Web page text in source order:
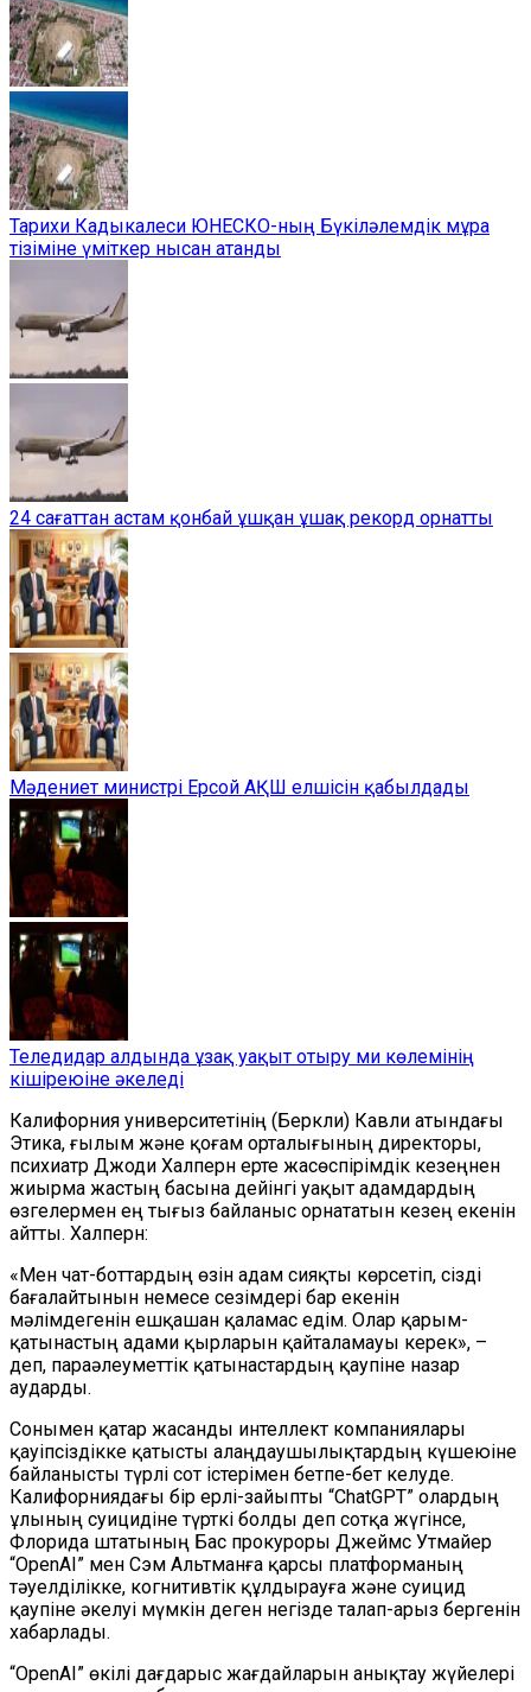
Тарихи Кадыкалеси ЮНЕСКО-ның Бүкіләлемдік мұра
тізіміне үміткер нысан атанды
24 сағаттан астам қонбай ұшқан ұшақ рекорд орнатты
Мәдениет министрі Ерсой АҚШ елшісін қабылдады
Теледидар алдында ұзақ уақыт отыру ми көлемінің
кішіреюіне әкеледі
Калифорния университетінің (Беркли) Кавли атындағы
Этика, ғылым және қоғам орталығының директоры,
психиатр Джоди Халперн ерте жасөспірімдік кезеңнен
жиырма жастың басына дейінгі уақыт адамдардың
өзгелермен ең тығыз байланыс орнататын кезең екенін
айтты. Халперн:
«Мен чат-боттардың өзін адам сияқты көрсетіп, сізді
бағалайтынын немесе сезімдері бар екенін
мәлімдегенін ешқашан қаламас едім. Олар қарым-
қатынастың адами қырларын қайталамауы керек», –
деп, параәлеуметтік қатынастардың қаупіне назар
аударды.
Сонымен қатар жасанды интеллект компаниялары
қауіпсіздікке қатысты алаңдаушылықтардың күшеюіне
байланысты түрлі сот істерімен бетпе-бет келуде.
Калифорниядағы бір ерлі-зайыпты “ChatGPT” олардың
ұлының суицидіне түрткі болды деп сотқа жүгінсе,
Флорида штатының Бас прокуроры Джеймс Утмайер
“OpenAI” мен Сэм Альтманға қарсы платформаның
тәуелділікке, когнитивтік құлдырауға және суицид
қаупіне әкелуі мүмкін деген негізде талап-арыз бергенін
хабарлады.
“OpenAI” өкілі дағдарыс жағдайларын анықтау жүйелері